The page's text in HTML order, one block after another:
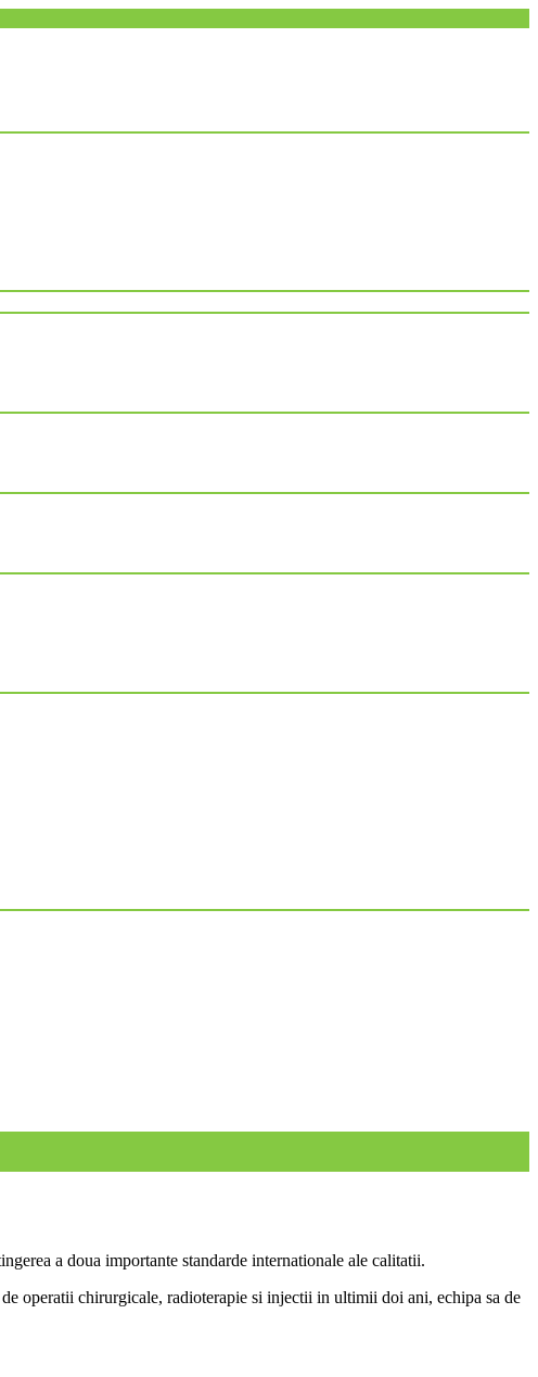
a doua importante standarde internationale ale calitatii.
operatii chirurgicale, radioterapie si injectii in ultimii doi ani, echipa sa de